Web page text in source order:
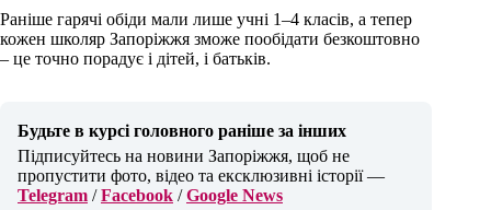
Раніше гарячі обіди мали лише учні 1–4 класів, а тепер
кожен школяр Запоріжжя зможе пообідати безкоштовно
– це точно порадує і дітей, і батьків.
Будьте в курсі головного раніше за інших
Підписуйтесь на новини Запоріжжя, щоб не
пропустити фото, відео та ексклюзивні історії —
Telegram /Facebook /Google News